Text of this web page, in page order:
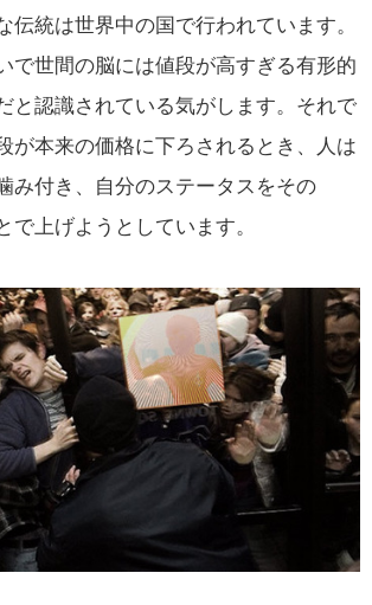
伝統は世界中の国で行われています。
で世間の脳には値段が高すぎる有形的
と認識されている気がします。それで
が本来の価格に下ろされるとき、人は
み付き、自分のステータスをその
で上げようとしています。